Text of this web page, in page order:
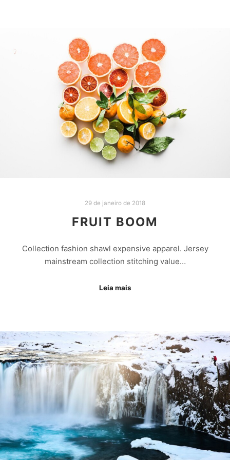
29 de janeiro de 2018
FRUIT BOOM
Collection fashion shawl expensive apparel. Jersey
mainstream collection stitching value…
Leia mais